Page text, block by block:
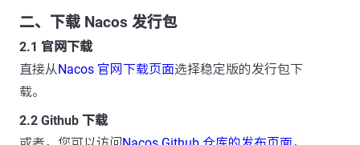
二、下载 Nacos 发行包
2.1 官网下载
直接从Nacos 官网下载页面选择稳定版的发行包下
载。
2.2 Github 下载